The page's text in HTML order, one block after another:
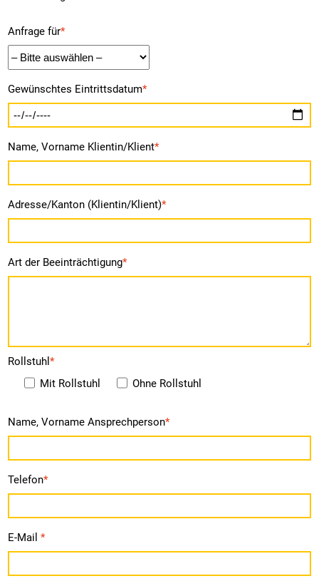
Anfrage für*
Gewünschtes Eintrittsdatum*
Name, Vorname Klientin/Klient*
Adresse/Kanton (Klientin/Klient)*
Art der Beeinträchtigung*
Rollstuhl*
Mit Rollstuhl
Ohne Rollstuhl
Name, Vorname Ansprechperson*
Telefon*
E-Mail*